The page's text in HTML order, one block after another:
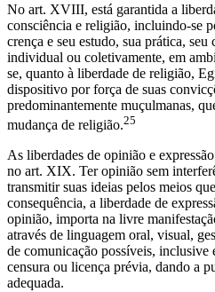
No art. XVIII, está garantida a
consciência e religião, incluindo-se
crença e seu estudo, sua prática,
individual ou coletivamente, em
se, quanto à liberdade de religião,
dispositivo por força de suas
predominantemente muçulmanas,
mudança de religião.25
As liberdades de opinião e
no art. XIX. Ter opinião sem
transmitir suas ideias pelos meios
consequência, a liberdade de
opinião, importa na livre
através de linguagem oral, visual,
de comunicação possíveis, inclusive
censura ou licença prévia, dando a
adequada.